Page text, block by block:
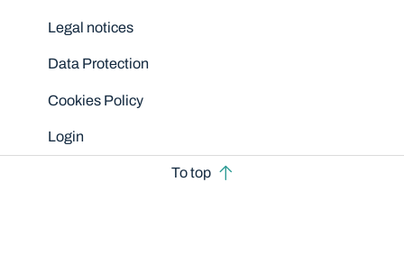
Legal notices
Data Protection
Cookies Policy
Login
To top